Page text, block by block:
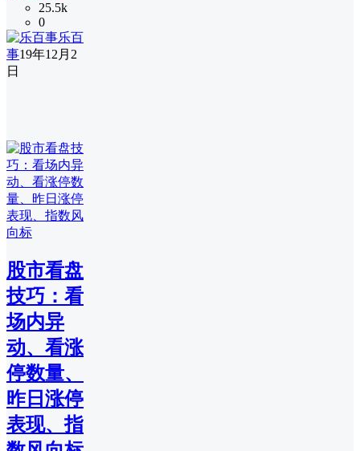
25.5k
0
乐百
事19年12月2
日
股市看盘
技巧：看
场内异
动、看涨
停数量、
昨日涨停
表现、指